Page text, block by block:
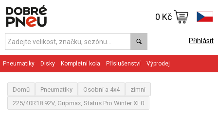
Přihlásit
0 Kč
Pneumatiky Disky Kompletní kola Příslušenství Výprodej
Domů Pneumatiky Osobní a 4x4
zimní
225/40R18 92V, Gripmax, Status Pro Winter XL0